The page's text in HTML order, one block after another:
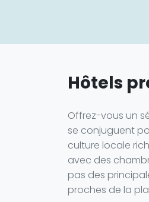
Hôtels
Offrez-vous un
se conjuguent
culture locale
avec des
pas des
proches de la